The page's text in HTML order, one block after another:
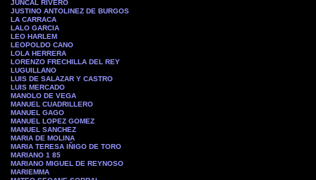
JUNCAL RIVERO
JUSTINO ANTOLINEZ DE BURGOS
LA CARRACA
LALO GARCIA
LEO HARLEM
LEOPOLDO CANO
LOLA HERRERA
LORENZO FRECHILLA DEL REY
LUGUILLANO
LUIS DE SALAZAR Y CASTRO
LUIS MERCADO
MANOLO DE VEGA
MANUEL CUADRILLERO
MANUEL GAGO
MANUEL LOPEZ GOMEZ
MANUEL SANCHEZ
MARIA DE MOLINA
MARIA TERESA IÑIGO DE TORO
MARIANO 1 85
MARIANO MIGUEL DE REYNOSO
MARIEMMA